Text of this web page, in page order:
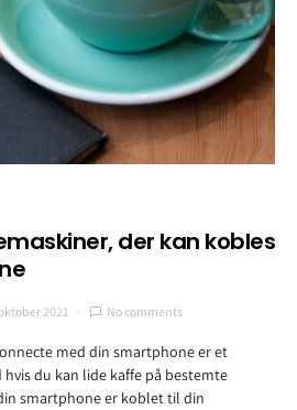
der kan kobles
2021 No comments
med din smartphone er et
du kan lide kaffe på bestemte
smartphone er koblet til din